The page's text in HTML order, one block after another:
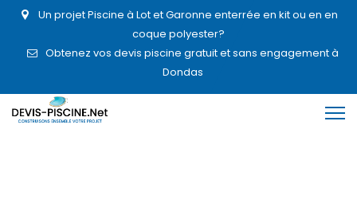
Un projet Piscine à Lot et Garonne enterrée en kit ou en en
coque polyester?
Obtenez vos devis piscine gratuit et sans engagement à
Dondas